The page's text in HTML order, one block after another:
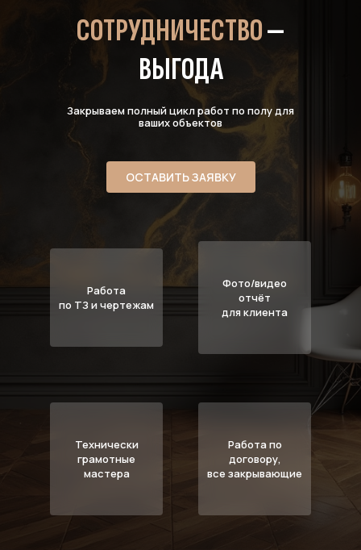
СОТРУДНИЧЕСТВО—
ВЫГОДА
Закрываем полный цикл работ по полу для
ваших объектов
ОСТАВИТЬ ЗАЯВКУ
Работа
по ТЗ и чертежам
Фото/видео
отчёт
для клиента
Технически
грамотные
мастера
Работа по
договору,
все закрывающие